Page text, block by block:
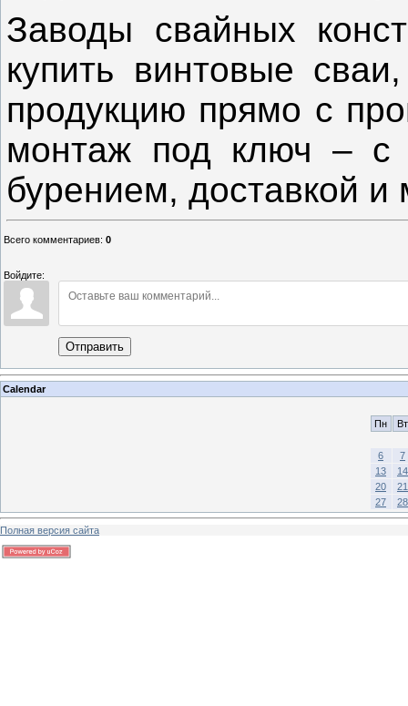
Заводы свайных
купить винтовые
продукцию прямо с
монтаж под ключ – с
бурением, доставкой
Всего комментариев: 0
Войдите:
Отправить
Calendar
Пн Вт
6
7
13
14
20
21
27
28
Полная версия сайта